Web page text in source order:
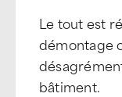
Le tout est
démontage
bâtiment.